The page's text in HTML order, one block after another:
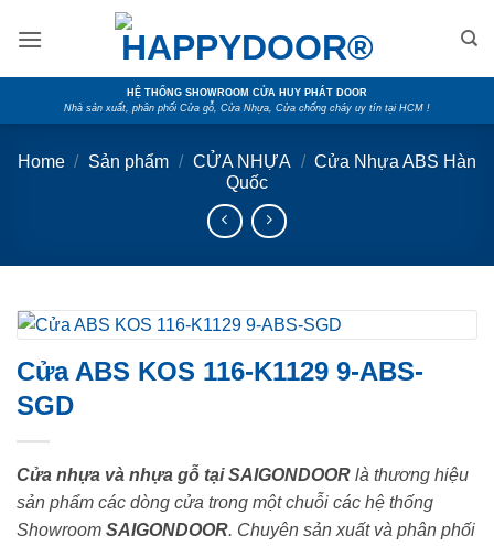
HỆ THỐNG SHOWROOM CỬA HUY PHÁT DOOR
Nhà sản xuất, phân phối Cửa gỗ, Cửa Nhựa, Cửa chống cháy uy tín tại HCM !
Home / Sản phẩm / CỬA NHỰA / Cửa Nhựa ABS Hàn
Quốc
Cửa ABS KOS 116-K1129 9-ABS-
SGD
Cửa nhựa và nhựa gỗ tại SAIGONDOOR là thương hiệu
sản phẩm các dòng cửa trong một chuỗi các hệ thống
Showroom SAIGONDOOR. Chuyên sản xuất và phân phối